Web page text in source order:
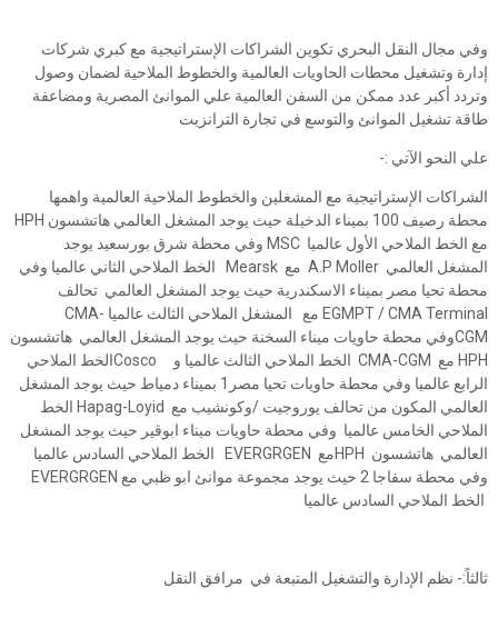
وفي مجال النقل البحري تكوين الشراكات الإستراتيجية مع كبري شركات
إدارة وتشغيل محطات الحاويات العالمية والخطوط الملاحية لضمان وصول
وتردد أكبر عدد ممكن من السفن العالمية علي الموانئ المصرية ومضاعفة
طاقة تشغيل الموانئ والتوسع في تجارة الترانزيت
علي النحو الآتي :-
الشراكات الإستراتيجية مع المشغلين والخطوط الملاحية العالمية واهمها
محطة رصيف 100 بميناء الدخيلة حيث يوجد المشغل العالمي هاتشسون HPH
مع الخط الملاحي الأول عالميا MSC وفي محطة شرق بورسعيد يوجد
المشغل العالمي A.P Moller مع Mearsk الخط الملاحي الثاني عالميا وفي
محطة تحيا مصر بميناء الاسكندرية حيث يوجد المشغل العالمي تحالف
EGMPT / CMA Terminal مع المشغل الملاحي الثالث عالميا CMA-
CGMوفي محطة حاويات ميناء السخنة حيث يوجد المشغل العالمي هاتشسون
HPH مع CMA-CGM الخط الملاحي الثالث عالميا و Coscoالخط الملاحي
الرابع عالميا وفي محطة حاويات تحيا مصر1 بميناء دمياط حيث يوجد المشغل
العالمي المكون من تحالف يوروجيت /وكونشيب مع Hapag-Loyid الخط
الملاحي الخامس عالميا وفي محطة حاويات ميناء ابوقير حيث يوجد المشغل
العالمي هاتشسون HPHمع EVERGRGEN الخط الملاحي السادس عالميا
وفي محطة سفاجا 2 حيث يوجد مجموعة موانئ ابو ظبي مع EVERGRGEN
الخط الملاحي السادس عالميا
ثالثاً:- نظم الإدارة والتشغيل المتبعة في مرافق النقل